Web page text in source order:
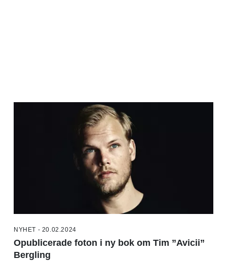
NYHET - 20.02.2024
Opublicerade foton i ny bok om Tim ”Avicii”
Bergling